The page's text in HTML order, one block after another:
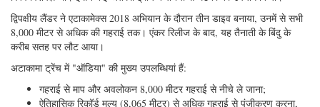
ऐतिहासिक अन्वेषण को प्राप्त करने के लिए पहले बड़े पैमाने पर चरखी और लंबी तार के
अलावा एक रास्ता खोजने की आवश्यकता होती थी, जो आमतौर पर हडल गहराई को हल
करने के लिए उपयोग की जाती थी। इसके बजाए, शोधकर्ताओं ने एक कस्टम हसल-वर्ग
मुक्त वाहन, एक द्विपक्षीय लैंडर के डिजाइन और निर्माण पर भरोसा किया। आधुनिक
सामग्रियों से बने, हाई-टेक, और कॉम्पैक्ट स्वायत्त गहरे सागर वाहन को ग्लोबल ओशन
डिज़ाइन (सैन डिएगो, सीए) द्वारा डिजाइन और बनाया गया था। डॉ उलोआ ने अपने
बेन्थिक लैंडर "ऑडिया" (ऑडैसिटी) का नाम दिया, ताकि एक अज्ञात सीमा को चुनौती देने
के लिए आवश्यक साहस और निडरता को पहचान सके। द्विपक्षीय लैंडर "ऑडिया" 96 "/